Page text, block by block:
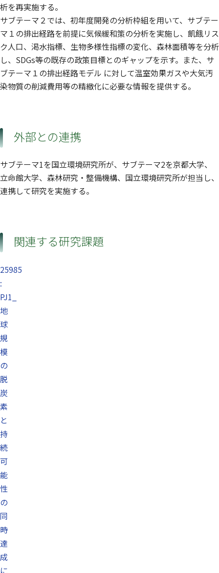
析を再実施する。
サブテーマ２では、初年度開発の分析枠組を用いて、サブテー
マ１の排出経路を前提に気候緩和策の分析を実施し、飢餓リス
ク人口、渇水指標、生物多様性指標の変化、森林面積等を分析
し、SDGs等の既存の政策目標とのギャップを示す。また、サ
ブテーマ１の排出経路モデル に対して温室効果ガスや大気汚
染物質の削減費用等の精緻化に必要な情報を提供する。
外部との連携
サブテーマ1を国立環境研究所が、サブテーマ2を京都大学、
立命館大学、森林研究・整備機構、国立環境研究所が担当し、
連携して研究を実施する。
関連する研究課題
25985
:
PJ1_
地
球
規
模
の
脱
炭
素
と
持
続
可
能
性
の
同
時
達
成
に